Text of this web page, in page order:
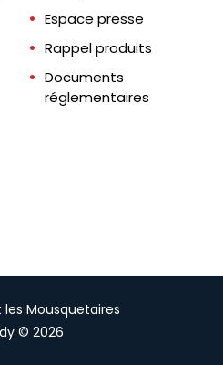
Espace presse
Rappel produits
Documents
réglementaires
Mousquetaires
© 2026